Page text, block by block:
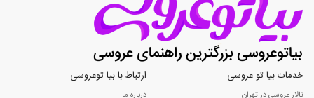
خدمات بیا تو عروسی ارتباط با بیا توعروسی